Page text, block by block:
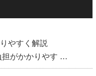
やすく解説
担がかかりやす …